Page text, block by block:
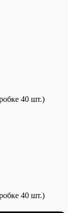
40 шт.)
40 шт.)